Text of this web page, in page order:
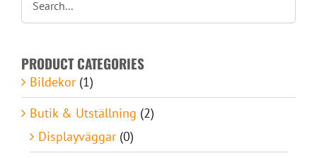
PRODUCT CATEGORIES
Bildekor (1)
Butik & Utställning (2)
Displayväggar (0)